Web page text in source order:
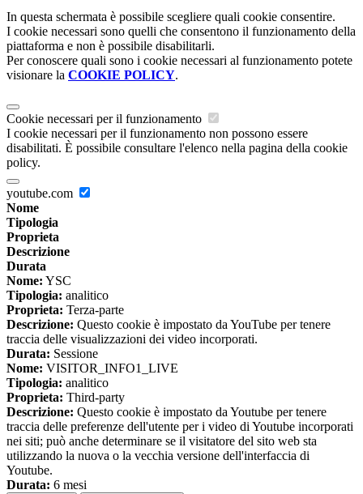
In questa schermata è possibile scegliere quali cookie consentire.
I cookie necessari sono quelli che consentono il funzionamento della
piattaforma e non è possibile disabilitarli.
Per conoscere quali sono i cookie necessari al funzionamento potete
visionare la COOKIE POLICY.
Cookie necessari per il funzionamento
I cookie necessari per il funzionamento non possono essere
disabilitati. È possibile consultare l'elenco nella pagina della cookie
policy.
youtube.com
Nome
Tipologia
Proprieta
Descrizione
Durata
Nome: YSC
Tipologia: analitico
Proprieta: Terza-parte
Descrizione: Questo cookie è impostato da YouTube per tenere
traccia delle visualizzazioni dei video incorporati.
Durata: Sessione
Nome: VISITOR_INFO1_LIVE
Tipologia: analitico
Proprieta: Third-party
Descrizione: Questo cookie è impostato da Youtube per tenere
traccia delle preferenze dell'utente per i video di Youtube incorporati
nei siti; può anche determinare se il visitatore del sito web sta
utilizzando la nuova o la vecchia versione dell'interfaccia di
Youtube.
Durata: 6 mesi